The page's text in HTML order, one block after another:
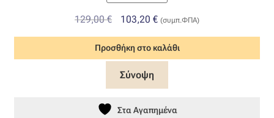
129,00€
Original
price
was:
129,00 €.
103,20 €Η
τρέχουσα
τιμή
είναι:
(συμπ.ΦΠΑ)
Προσθήκη στο καλάθι
Σύνοψη
Στα Αγαπημένα